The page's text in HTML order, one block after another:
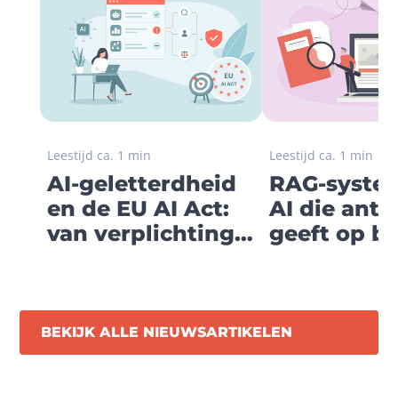
Leestijd ca. 1 min
AI-geletterdheid
en de EU AI Act:
van verplichting
Leestijd ca. 1 min
RAG-
AI die
geeft op
BEKIJK ALLE NIEUWSARTIKELEN